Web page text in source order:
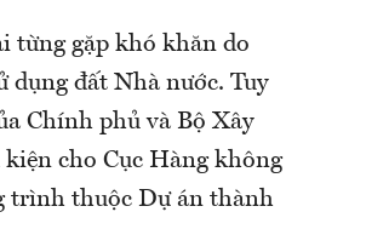
từng gặp khó khăn do
dụng đất Nhà nước. Tuy
Chính phủ và Bộ Xây
kiện cho Cục Hàng không
trình thuộc Dự án thành